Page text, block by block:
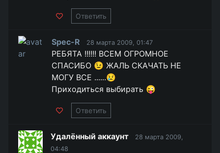
Ответить
Spec-R 28 марта 2009, 01:47
РЕБЯТА !!!!!! ВСЕМ ОГРОМНОЕ
СПАСИБО 😉 ЖАЛЬ СКАЧАТЬ НЕ
МОГУ ВСЕ ......😢
Приходиться выбирать 😜
Ответить
Удалённый аккаунт
28 марта 2009,
04:48